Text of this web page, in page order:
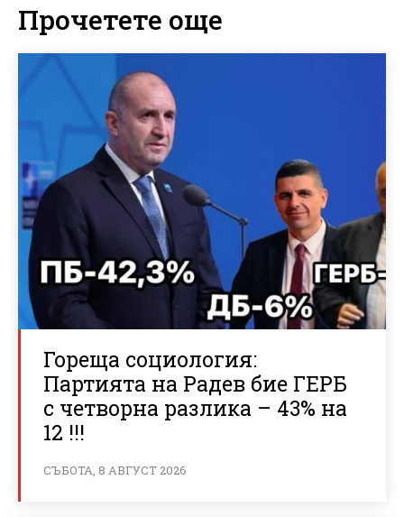
Прочетете още
Гореща социология:
Партията на Радев бие ГЕРБ
с четворна разлика – 43% на
12 !!!
СЪБОТА, 8 АВГУСТ 2026